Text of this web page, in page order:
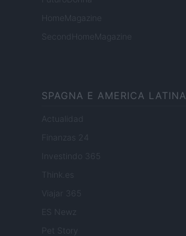
HomeMagazine
SecondHomeMagazine
SPAGNA E AMERICA LATINA
Actualidad
Finanzas 24
Investindo 365
Think.es
Viajar 365
ES Newz